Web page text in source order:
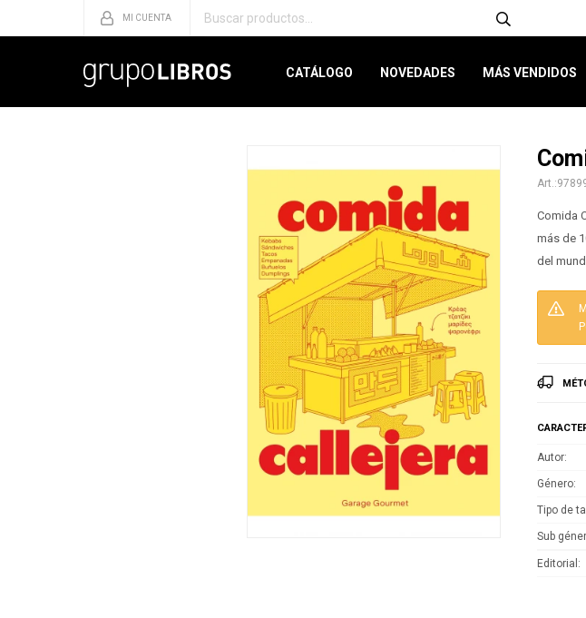
CATÁLOGO NOVEDADES MÁS VENDIDOS
Comida
más de
del
Autor
Género
Tipo de
Sub
Editorial